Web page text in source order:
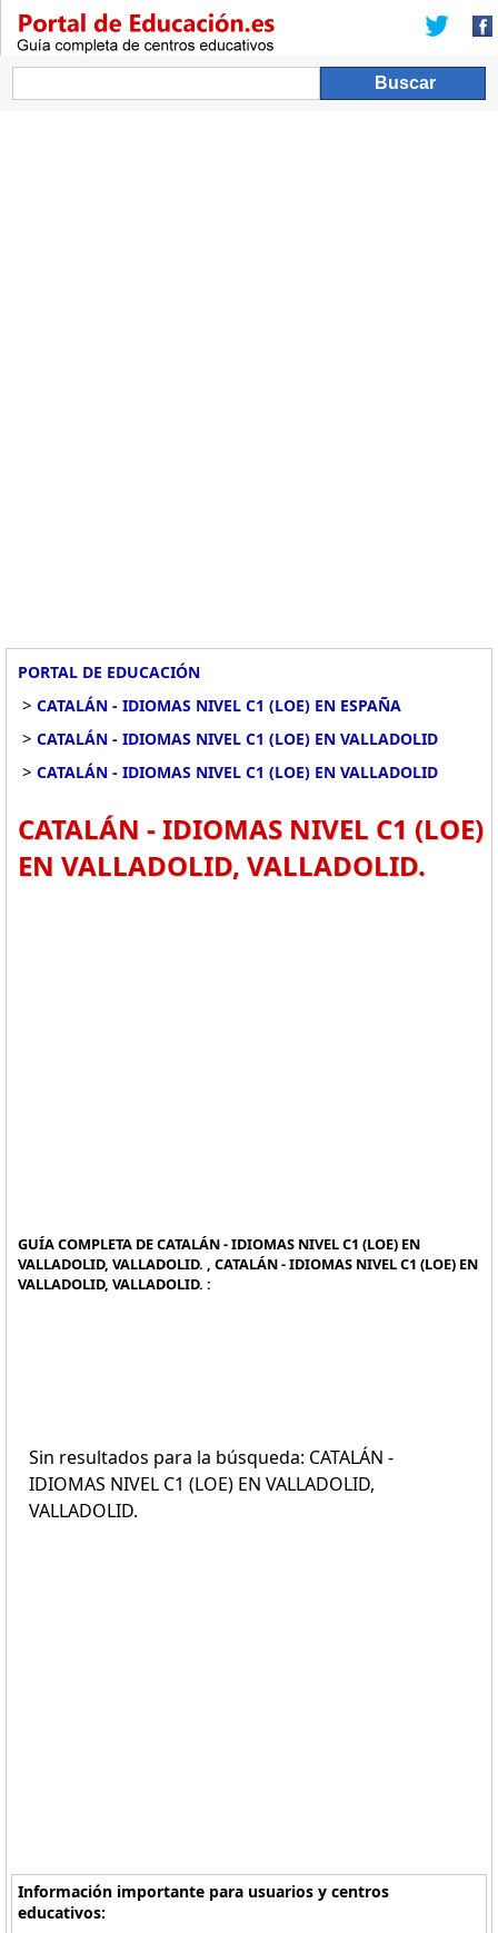
PORTAL DE EDUCACIÓN
> CATALÁN - IDIOMAS NIVEL C1 (LOE) EN ESPAÑA
> CATALÁN - IDIOMAS NIVEL C1 (LOE) EN VALLADOLID
> CATALÁN - IDIOMAS NIVEL C1 (LOE) EN VALLADOLID
CATALÁN - IDIOMAS NIVEL C1 (LOE)
EN VALLADOLID, VALLADOLID.
GUÍA COMPLETA DE CATALÁN - IDIOMAS NIVEL C1 (LOE) EN
VALLADOLID, VALLADOLID. , CATALÁN - IDIOMAS NIVEL C1 (LOE) EN
VALLADOLID, VALLADOLID. :
Sin resultados para la búsqueda: CATALÁN -
IDIOMAS NIVEL C1 (LOE) EN VALLADOLID,
VALLADOLID.
Información importante para usuarios y centros
educativos: